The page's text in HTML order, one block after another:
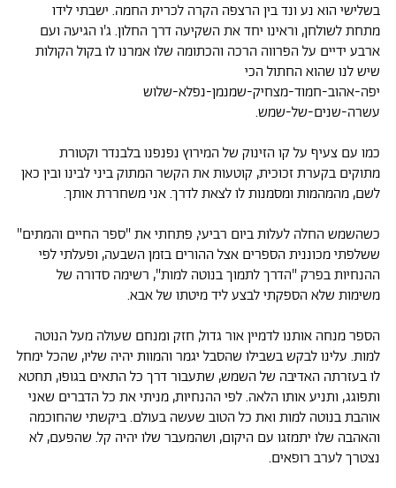
בשלישי הוא נע ונד בין הרצפה הקרה לכרית החמה. ישבתי לידו
מתחת לשולחן, וראינו יחד את השקיעה דרך החלון. ג'ו הגיעה ועם
ארבע ידיים על הפרווה הרכה והכתומה שלו אמרנו לו בקול הקולות
שיש לנו שהוא החתול הכי
יפה-אהוב-חמוד-מצחיק-שמנמן-נפלא-שלוש
עשרה-שנים-של-שמש.
כמו עם צעיף על קו הזינוק של המירוץ נפנפנו בלבנדר וקטורת
מתוקים בקערת זכוכית, קוטעות את הקשר המתוק ביני לבינו ובין כאן
לשם, מהמהמות ומסמנות לו לצאת לדרך. אני משחררת אותך.
כשהשמש החלה לעלות ביום רביעי, פתחתי את "ספר החיים והמתים"
ששלפתי מכוננית הספרים אצל ההורים בזמן השבעה, ופעלתי לפי
ההנחיות בפרק "הדרך לתמוך בנוטה למות", רשימה סדורה של
משימות שלא הספקתי לבצע ליד מיטתו של אבא.
הספר מנחה אותנו לדמיין אור גדול, חזק ומנחם שעולה מעל הנוטה
למות. עלינו לבקש בשבילו שהסבל יגמר והמוות יהיה שליו, שהכל ימחל
לו בעזרתה האדיבה של השמש, שתעבור דרך כל התאים בגופו, תחטא
ותפוגג, ותניע אותו הלאה. לפי ההנחיות, מניתי את כל הדברים שאני
אוהבת בנוטה למות ואת כל הטוב שעשה בעולם. ביקשתי שהחוכמה
והאהבה שלו יתמזגו עם היקום, ושהמעבר שלו יהיה קל. שהפעם, לא
נצטרך לערב רופאים.